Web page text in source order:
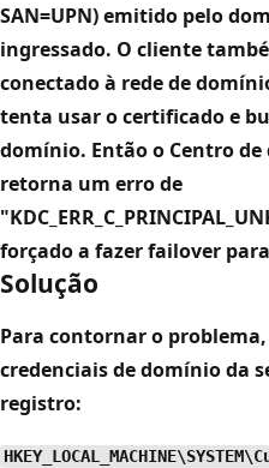
SAN=UPN) emitido pelo
ingressado. O cliente
conectado à rede de
tenta usar o certificado e
domínio. Então o Centro
retorna um erro de
forçado a fazer failover
Solução
Para contornar o
credenciais de domínio da
registro: